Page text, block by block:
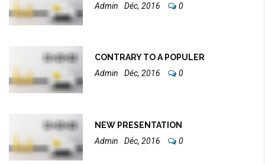
Admin
Déc, 2016 0
CONTRARY TO A POPULER
Admin
Déc, 2016 0
NEW PRESENTATION
Admin
Déc, 2016 0